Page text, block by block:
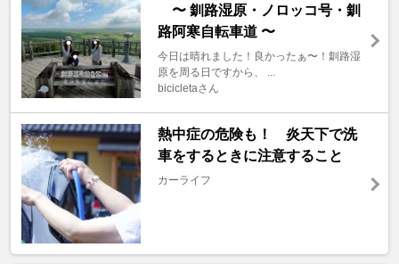
〜 釧路湿原・ノロッコ号・釧
路阿寒自転車道 〜
今日は晴れました！良かったぁ〜！釧路湿
原を周る日ですから、 ...
bicicletaさん
熱中症の危険も！ 炎天下で洗
車をするときに注意すること
カーライフ